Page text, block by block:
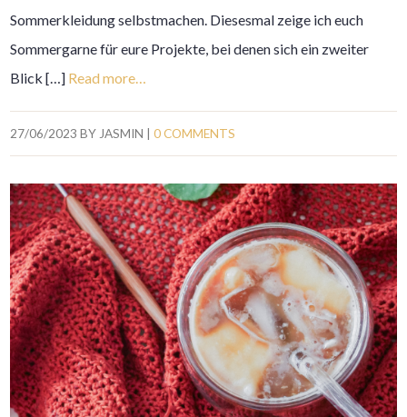
Sommerkleidung selbstmachen. Diesesmal zeige ich euch
Sommergarne für eure Projekte, bei denen sich ein zweiter
Blick […] Read more…
27/06/2023 BY JASMIN |0 COMMENTS